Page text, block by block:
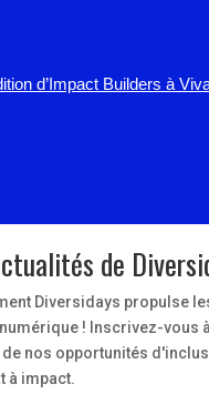
d’Impact Builders à
de
Diversidays propulse
! Inscrivez-vous
nos opportunités
à impact.